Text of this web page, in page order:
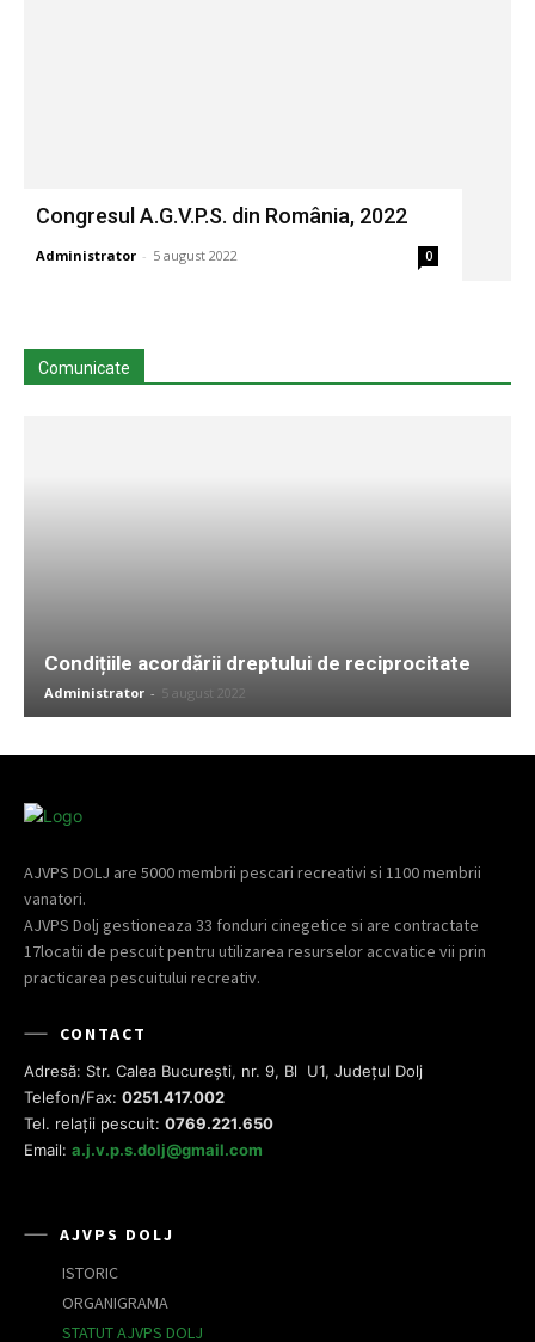
Congresul A.G.V.P.S. din România, 2022
Administrator - 5 august 2022 0
Comunicate
Condițiile acordării dreptului de reciprocitate
Administrator - 5 august 2022
AJVPS DOLJ are 5000 membrii pescari recreativi si 1100 membrii
vanatori.
AJVPS Dolj gestioneaza 33 fonduri cinegetice si are contractate
17locatii de pescuit pentru utilizarea resurselor accvatice vii prin
practicarea pescuitului recreativ.
CONTACT
Adresă: Str. Calea București, nr. 9, Bl U1, Județul Dolj
Telefon/Fax: 0251.417.002
Tel. relații pescuit: 0769.221.650
Email: a.j.v.p.s.dolj@gmail.com
AJVPS DOLJ
ISTORIC
ORGANIGRAMA
STATUT AJVPS DOLJ